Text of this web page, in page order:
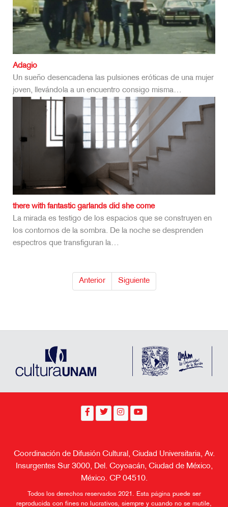
Adagio
Un sueño desencadena las pulsiones eróticas de una mujer
joven, llevándola a un encuentro consigo misma…
there with fantastic garlands did she come
La mirada es testigo de los espacios que se construyen en
los contornos de la sombra. De la noche se desprenden
espectros que transfiguran la…
Anterior Siguiente
Coordinación de Difusión Cultural, Ciudad Universitaria, Av.
Insurgentes Sur 3000, Del. Coyoacán, Ciudad de México,
México. CP 04510.
Todos los derechos reservados 2021. Esta página puede ser
reproducida con fines no lucrativos, siempre y cuando no se mutile,